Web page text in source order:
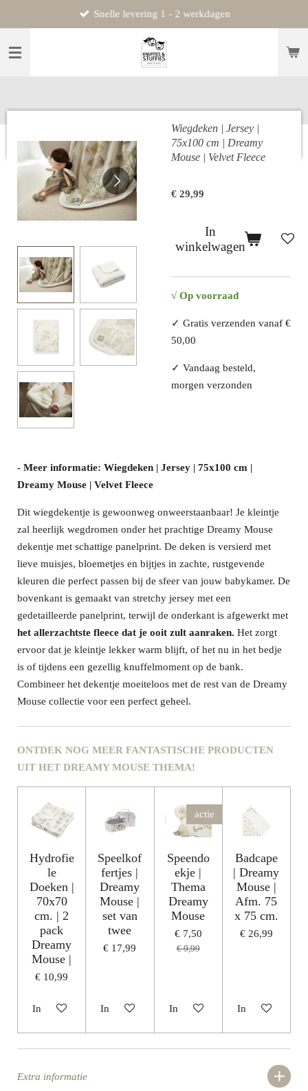
direct
naar
Snelle levering 1 - 2 werkdagen
Wiegdeken | Jersey |
75x100 cm | Dreamy
Mouse | Velvet Fleece
€ 29,99
In
winkelwagen
√ Op voorraad
✓ Gratis verzenden vanaf €
50,00
✓ Vandaag besteld,
morgen verzonden
- Meer informatie: Wiegdeken | Jersey | 75x100 cm |
Dreamy Mouse | Velvet Fleece
Dit wiegdekentje is gewoonweg onweerstaanbaar! Je kleintje
zal heerlijk wegdromen onder het prachtige Dreamy Mouse
dekentje met schattige panelprint. De deken is versierd met
lieve muisjes, bloemetjes en bijtjes in zachte, rustgevende
kleuren die perfect passen bij de sfeer van jouw babykamer. De
bovenkant is gemaakt van stretchy jersey met een
gedetailleerde panelprint, terwijl de onderkant is afgewerkt met
het allerzachtste fleece dat je ooit zult aanraken. Het zorgt
ervoor dat je kleintje lekker warm blijft, of het nu in het bedje
is of tijdens een gezellig knuffelmoment op de bank.
Combineer het dekentje moeiteloos met de rest van de Dreamy
Mouse collectie voor een perfect geheel.
ONTDEK NOG MEER FANTASTISCHE PRODUCTEN
UIT HET DREAMY MOUSE THEMA!
Hydrofie
le
Doeken |
70x70
cm. | 2
pack
Dreamy
Mouse |
€ 10,99
In winkelwagen
Speelkof
fertjes |
Dreamy
Mouse |
set van
twee
€ 17,99
In winkelwagen
actie
Speendo
ekje |
Thema
Dreamy
Mouse
€ 7,50
€ 9,99
In winkelwagen
Badcape
| Dreamy
Mouse |
Afm. 75
x 75 cm.
€ 26,99
In winkelwagen
Extra informatie